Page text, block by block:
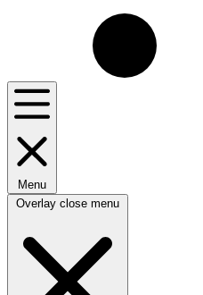
Menu
Overlay close menu